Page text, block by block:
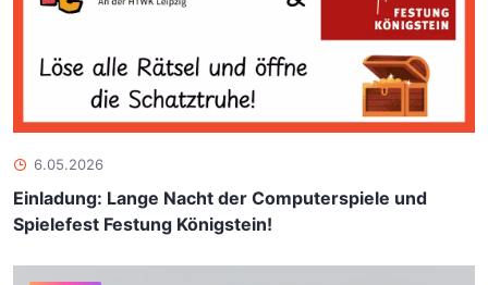
6.05.2026
Einladung: Lange Nacht der Computerspiele und
Spielefest Festung Königstein!